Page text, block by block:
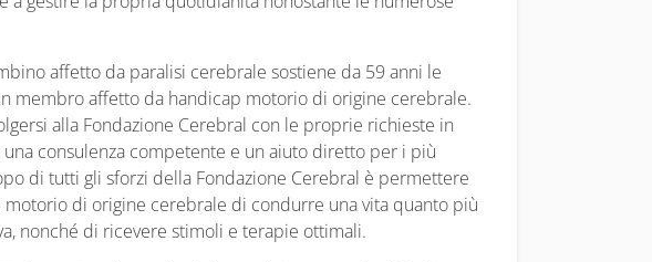
affetto da paralisi cerebrale sostiene da 59 anni le
membro affetto da handicap motorio di origine cerebrale.
alla Fondazione Cerebral con le proprie richieste in
consulenza competente e un aiuto diretto per i più
di tutti gli sforzi della Fondazione Cerebral è permettere
di origine cerebrale di condurre una vita quanto più
nonché di ricevere stimoli e terapie ottimali.